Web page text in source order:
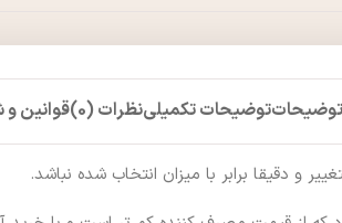
توضیحاتتوضیحات تکمیلینظرات (0) قوانین و
برابر با میزان انتخاب شده نباشد.